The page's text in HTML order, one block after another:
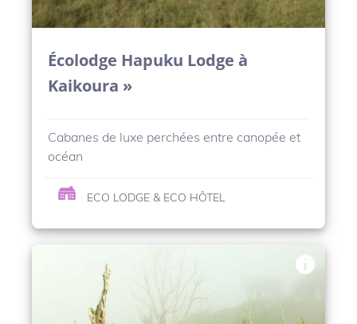
Écolodge Hapuku Lodge à
Kaikoura »
Cabanes de luxe perchées entre canopée et
océan
ECO LODGE & ECO HÔTEL